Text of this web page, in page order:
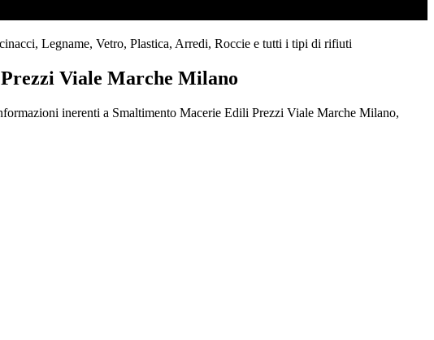
Legname, Vetro, Plastica, Arredi, Roccie e tutti i tipi di rifiuti
Viale Marche Milano